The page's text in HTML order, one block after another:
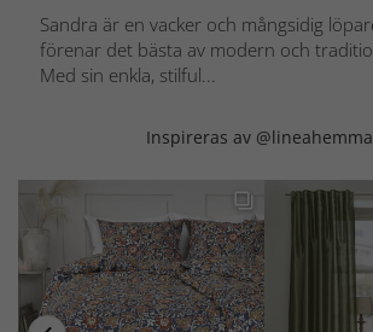
Sandra är en vacker och mångsidig
förenar det bästa av modern och
Med sin enkla, stilful...
Inspireras av